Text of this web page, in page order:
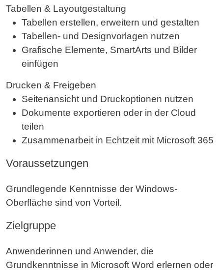
Tabellen & Layoutgestaltung
Tabellen erstellen, erweitern und gestalten
Tabellen- und Designvorlagen nutzen
Grafische Elemente, SmartArts und Bilder
einfügen
Drucken & Freigeben
Seitenansicht und Druckoptionen nutzen
Dokumente exportieren oder in der Cloud
teilen
Zusammenarbeit in Echtzeit mit Microsoft 365
Voraussetzungen
Grundlegende Kenntnisse der Windows-
Oberfläche sind von Vorteil.
Zielgruppe
Anwenderinnen und Anwender, die
Grundkenntnisse in Microsoft Word erlernen oder